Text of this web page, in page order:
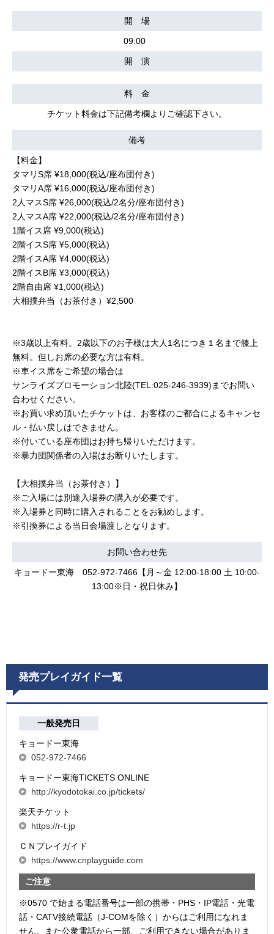
開 場
09:00
開 演
料 金
チケット料金は下記備考欄よりご確認下さい。
備考
【料金】
タマリS席 ¥18,000(税込/座布団付き)
タマリA席 ¥16,000(税込/座布団付き)
2人マスS席 ¥26,000(税込/2名分/座布団付き)
2人マスA席 ¥22,000(税込/2名分/座布団付き)
1階イス席 ¥9,000(税込)
2階イスS席 ¥5,000(税込)
2階イスA席 ¥4,000(税込)
2階イスB席 ¥3,000(税込)
2階自由席 ¥1,000(税込)
大相撲弁当（お茶付き）¥2,500
※3歳以上有料。2歳以下のお子様は大人1名につき１名まで膝上
無料。但しお席の必要な方は有料。
※車イス席をご希望の場合は
サンライズプロモーション北陸(TEL:025-246-3939)までお問い
合わせください。
※お買い求め頂いたチケットは、お客様のご都合によるキャンセ
ル・払い戻しはできません。
※付いている座布団はお持ち帰りいただけます。
※暴力団関係者の入場はお断りいたします。
【大相撲弁当（お茶付き）】
※ご入場には別途入場券の購入が必要です。
※入場券と同時に購入されることをお勧めします。
※引換券による当日会場渡しとなります。
お問い合わせ先
キョードー東海 052-972-7466【月～金 12:00-18:00 土 10:00-
13:00※日・祝日休み】
発売プレイガイド一覧
一般発売日
キョードー東海
052-972-7466
キョードー東海TICKETS ONLINE
http://kyodotokai.co.jp/tickets/
楽天チケット
https://r-t.jp
ＣＮプレイガイド
https://www.cnplayguide.com
ご注意
※0570 で始まる電話番号は一部の携帯・PHS・IP電話・光電
話・CATV接続電話（J-COMを除く）からはご利用になれま
せん。また公衆電話から一部、ご利用できない場合がありま